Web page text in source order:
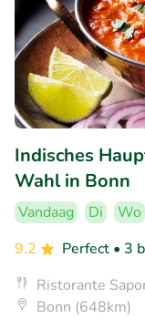
Indisches
Wahl in Bonn
Vandaag Di Wo
9.2
Perfect • 3
Ristorante
Bonn (648km)